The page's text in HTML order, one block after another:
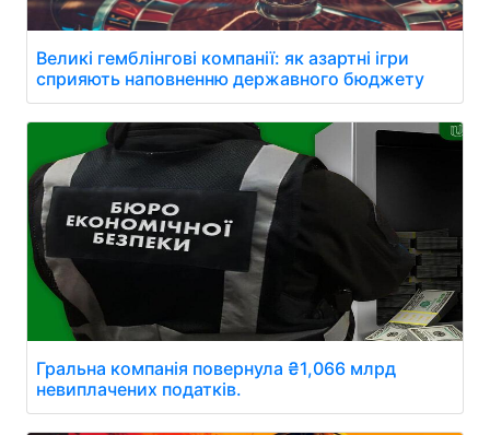
Великі гемблінгові компанії: як азартні ігри
сприяють наповненню державного бюджету
Гральна компанія повернула ₴1,066 млрд
невиплачених податків.